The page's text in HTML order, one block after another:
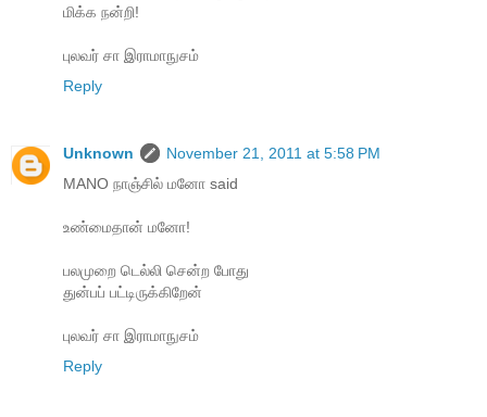
மிக்க நன்றி!
புலவர் சா இராமாநுசம்
Reply
Unknown
November 21, 2011 at 5:58 PM
MANO நாஞ்சில் மனோ said
உண்மைதான் மனோ!
பலமுறை டெல்லி சென்ற போது
துன்பப் பட்டிருக்கிறேன்
புலவர் சா இராமாநுசம்
Reply